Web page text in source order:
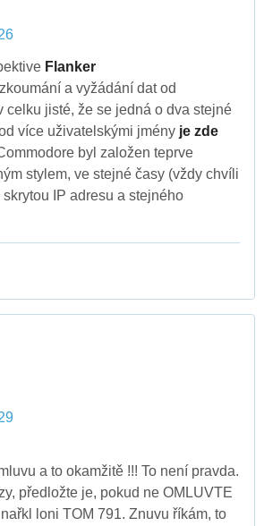
Flanker
a vyžádání dat od
celku jisté, že se jedná o dva stejné
více uživatelskými jmény je zde
byl založen teprve
stylem, ve stejné časy (vždy chvíli
IP adresu a stejného
a to okamžitě !!! To není pravda.
předložte je, pokud ne OMLUVTE
loni TOM 791. Znuvu říkám, to